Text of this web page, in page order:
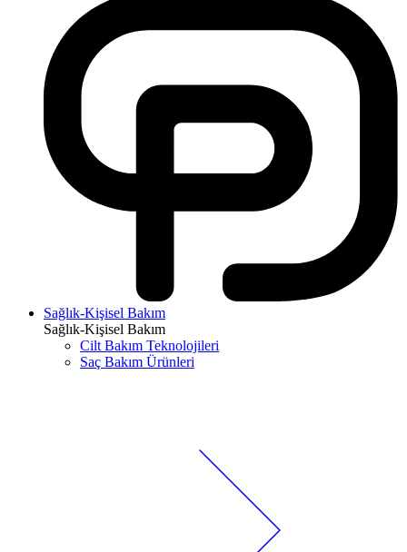
Sağlık-Kişisel Bakım
Sağlık-Kişisel Bakım
Cilt Bakım Teknolojileri
Saç Bakım Ürünleri